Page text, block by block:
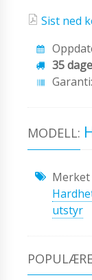
Sist ned
35
Garanti:
MODELL:
Merket
utstyr